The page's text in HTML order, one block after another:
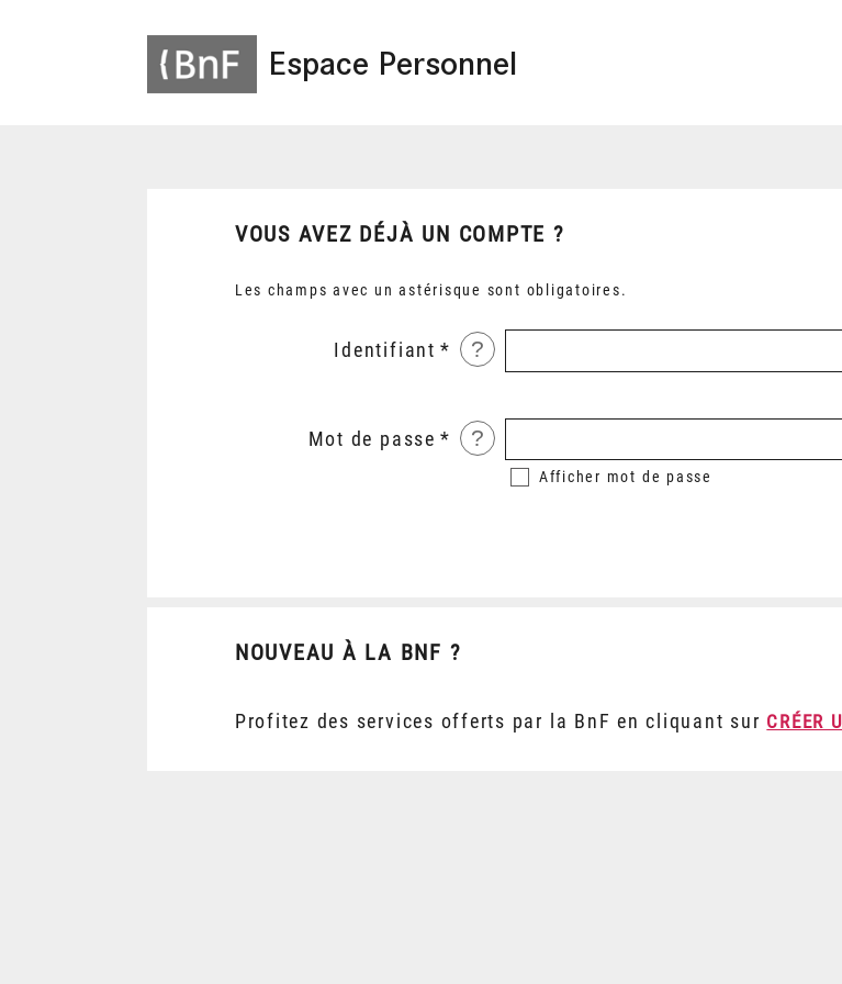
Espace Personnel
VOUS AVEZ DÉJÀ UN COMPTE ?
Les champs avec un astérisque sont obligatoires.
Identifiant ?
Mot de passe ?
Afficher mot de passe
NOUVEAU À LA BNF ?
Profitez des services offerts par la BnF en cliquant sur CRÉER